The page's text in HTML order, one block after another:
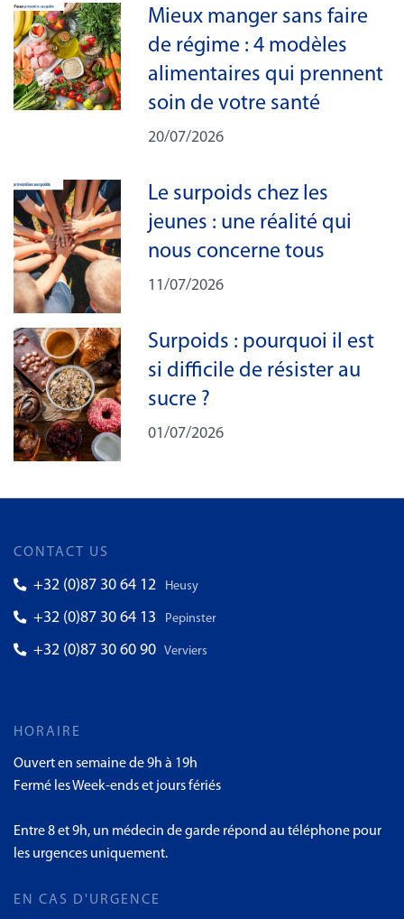
Mieux manger sans faire
de régime : 4 modèles
alimentaires qui prennent
soin de votre santé
20/07/2026
Le surpoids chez les
jeunes : une réalité qui
nous concerne tous
11/07/2026
Surpoids : pourquoi il est
si difficile de résister au
sucre ?
01/07/2026
CONTACT US
+32 (0)87 30 64 12 Heusy
+32 (0)87 30 64 13 Pepinster
+32 (0)87 30 60 90 Verviers
HORAIRE
Ouvert en semaine de 9h à 19h
Fermé les Week-ends et jours fériés
Entre 8 et 9h, un médecin de garde répond au téléphone pour
les urgences uniquement.
EN CAS D'URGENCE